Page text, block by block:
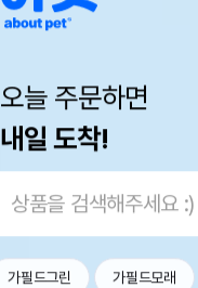
오늘 주문하면
내일 도착!
가필드그린 가필드모래